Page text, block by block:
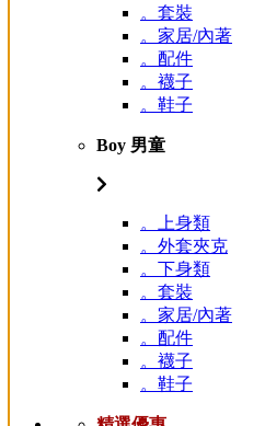
。套裝
。家居/內著
。配件
。襪子
。鞋子
Boy 男童
。上身類
。外套夾克
。下身類
。套裝
。家居/內著
。配件
。襪子
。鞋子